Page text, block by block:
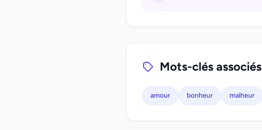
Mots-clés associés
amour bonheur malheur